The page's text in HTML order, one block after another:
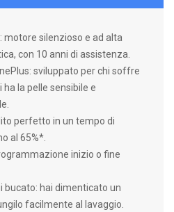
motore silenzioso e ad alta
con 10 anni di assistenza.
sviluppato per chi soffre
ha la pelle sensibile e
perfetto in un tempo di
al 65%*.
inizio o fine
bucato: hai dimenticato un
facilmente al lavaggio.